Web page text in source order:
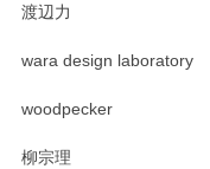
渡辺力
wara design laboratory
woodpecker
柳宗理